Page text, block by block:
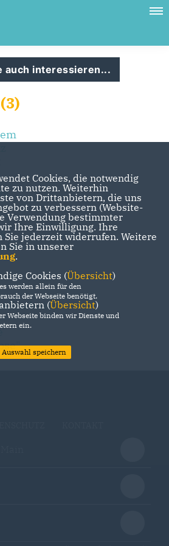
auch interessieren...
in
Cookies, die notwendig
zu nutzen. Weiterhin
von Drittanbietern, die uns
zu verbessern (Website-
Verwendung bestimmter
Ihre Einwilligung. Ihre
jederzeit widerrufen. Weitere
Sie in unserer
.
Cookies (Übersicht)
werden allein für den
der Webseite benötigt.
(Übersicht)
Webseite binden wir Dienste und
ein.
Auswahl speichern